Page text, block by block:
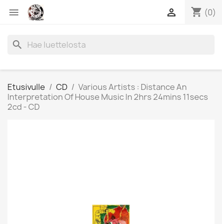
 shopping_cart (0)

search
Etusivulle CD
Various Artists : Distance An
Interpretation Of House Music In 2hrs 24mins 11secs
2cd - CD